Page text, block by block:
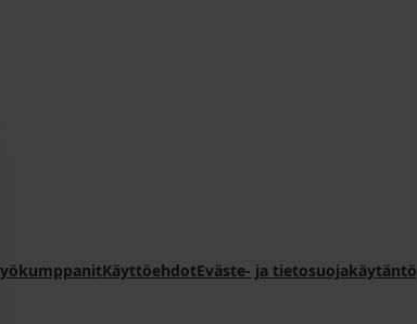
KäyttöehdotEväste- ja tietosuojakäytäntö